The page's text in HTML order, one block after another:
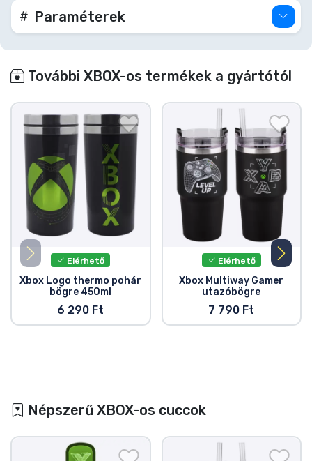
Paraméterek
További XBOX-os termékek a gyártótól
Elérhető
Xbox Logo thermo pohár
bögre 450ml
6 290 Ft
Elérhető
Xbox Multiway Gamer
utazóbögre
7 790 Ft
Népszerű XBOX-os cuccok